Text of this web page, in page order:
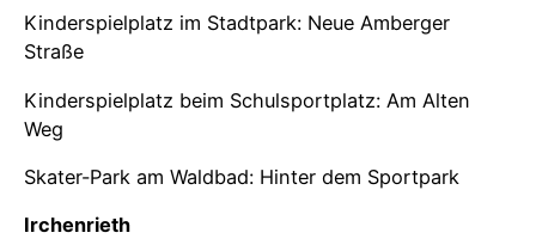
Kinderspielplatz im Stadtpark: Neue Amberger
Straße
Kinderspielplatz beim Schulsportplatz: Am Alten
Weg
Skater-Park am Waldbad: Hinter dem Sportpark
Irchenrieth